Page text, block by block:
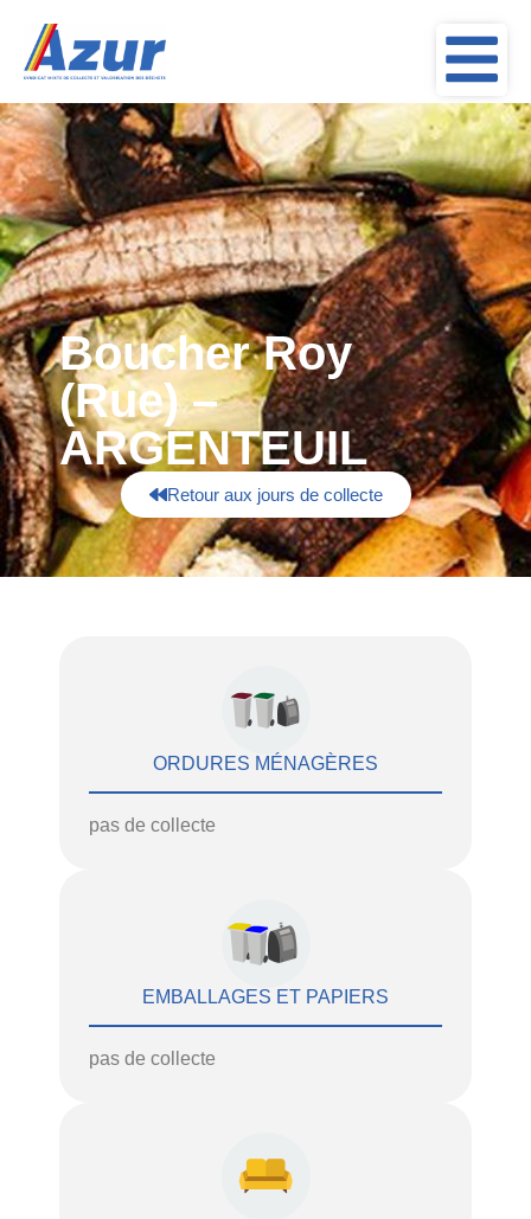
Retour aux jours de collecte
Boucher Roy
(Rue) –
ARGENTEUIL
ORDURES MÉNAGÈRES
pas de collecte
EMBALLAGES ET PAPIERS
pas de collecte